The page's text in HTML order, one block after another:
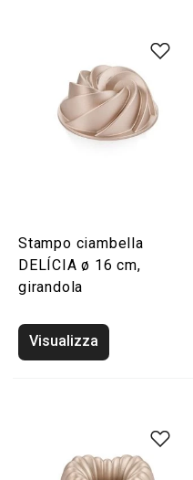
Stampo ciambella
DELÍCIA ø 16 cm,
girandola
Visualizza